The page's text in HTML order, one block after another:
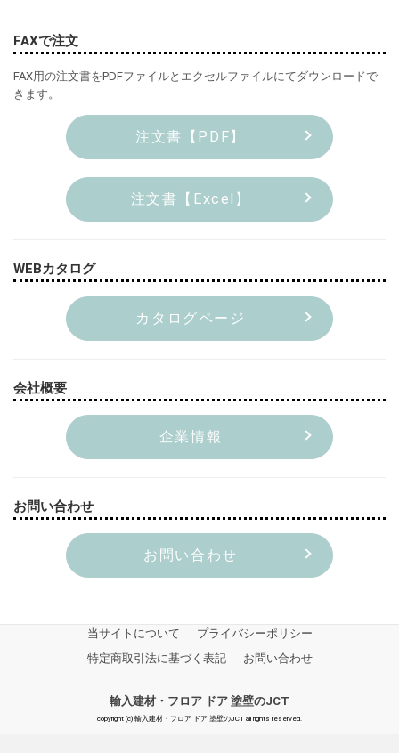
FAXで注文
FAX用の注文書をPDFファイルとエクセルファイルにてダウンロードで
きます。
注文書【PDF】
注文書【Excel】
WEBカタログ
カタログページ
会社概要
企業情報
お問い合わせ
お問い合わせ
当サイトについて
プライバシーポリシー
特定商取引法に基づく表記
お問い合わせ
輸入建材・フロア ドア 塗壁のJCT
copyright (c) 輸入建材・フロア ドア 塗壁のJCT all rights reserved.